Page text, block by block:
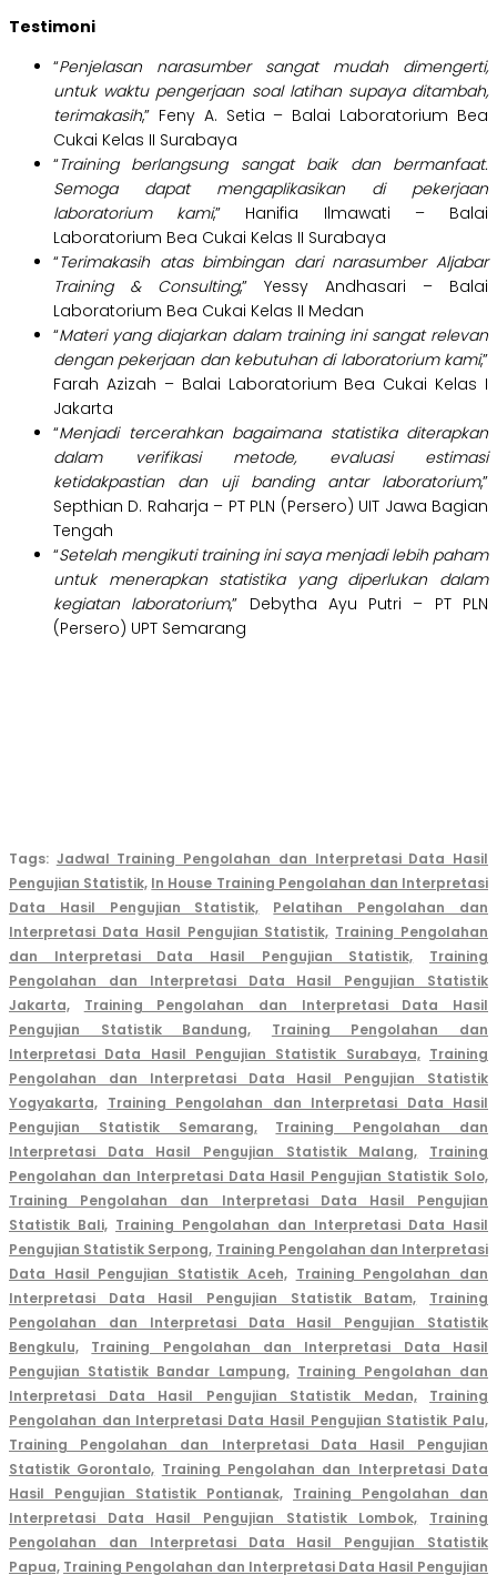
Testimoni
“Penjelasan narasumber sangat mudah dimengerti,
untuk waktu pengerjaan soal latihan supaya ditambah,
terimakasih,” Feny A. Setia – Balai Laboratorium Bea
Cukai Kelas II Surabaya
“Training berlangsung sangat baik dan bermanfaat.
Semoga dapat mengaplikasikan di pekerjaan
laboratorium kami,” Hanifia Ilmawati – Balai
Laboratorium Bea Cukai Kelas II Surabaya
“Terimakasih atas bimbingan dari narasumber Aljabar
Training & Consulting,” Yessy Andhasari – Balai
Laboratorium Bea Cukai Kelas II Medan
“Materi yang diajarkan dalam training ini sangat relevan
dengan pekerjaan dan kebutuhan di laboratorium kami,”
Farah Azizah – Balai Laboratorium Bea Cukai Kelas I
Jakarta
“Menjadi tercerahkan bagaimana statistika diterapkan
dalam verifikasi metode, evaluasi estimasi
ketidakpastian dan uji banding antar laboratorium,”
Septhian D. Raharja – PT PLN (Persero) UIT Jawa Bagian
Tengah
“Setelah mengikuti training ini saya menjadi lebih paham
untuk menerapkan statistika yang diperlukan dalam
kegiatan laboratorium,” Debytha Ayu Putri – PT PLN
(Persero) UPT Semarang
Tags: Jadwal Training Pengolahan dan Interpretasi Data Hasil
Pengujian Statistik, In House Training Pengolahan dan Interpretasi
Data Hasil Pengujian Statistik,
Pelatihan Pengolahan dan
Interpretasi Data Hasil Pengujian Statistik, Training Pengolahan
dan Interpretasi Data Hasil Pengujian Statistik,
Training
Pengolahan dan Interpretasi Data Hasil Pengujian Statistik
Jakarta,
Training Pengolahan dan Interpretasi Data Hasil
Pengujian Statistik Bandung,
Training Pengolahan dan
Interpretasi Data Hasil Pengujian Statistik Surabaya, Training
Pengolahan dan Interpretasi Data Hasil Pengujian Statistik
Yogyakarta, Training Pengolahan dan Interpretasi Data Hasil
Pengujian Statistik Semarang,
Training Pengolahan dan
Interpretasi Data Hasil Pengujian Statistik Malang,
Training
Pengolahan dan Interpretasi Data Hasil Pengujian Statistik Solo,
Training Pengolahan dan Interpretasi Data Hasil Pengujian
Statistik Bali, Training Pengolahan dan Interpretasi Data Hasil
Pengujian Statistik Serpong, Training Pengolahan dan Interpretasi
Data Hasil Pengujian Statistik Aceh, Training Pengolahan dan
Interpretasi Data Hasil Pengujian Statistik Batam,
Training
Pengolahan dan Interpretasi Data Hasil Pengujian Statistik
Bengkulu,
Training Pengolahan dan Interpretasi Data Hasil
Pengujian Statistik Bandar Lampung, Training Pengolahan dan
Interpretasi Data Hasil Pengujian Statistik Medan,
Training
Pengolahan dan Interpretasi Data Hasil Pengujian Statistik Palu,
Training Pengolahan dan Interpretasi Data Hasil Pengujian
Statistik Gorontalo, Training Pengolahan dan Interpretasi Data
Hasil Pengujian Statistik Pontianak, Training Pengolahan dan
Interpretasi Data Hasil Pengujian Statistik Lombok,
Training
Pengolahan dan Interpretasi Data Hasil Pengujian Statistik
Papua, Training Pengolahan dan Interpretasi Data Hasil Pengujian